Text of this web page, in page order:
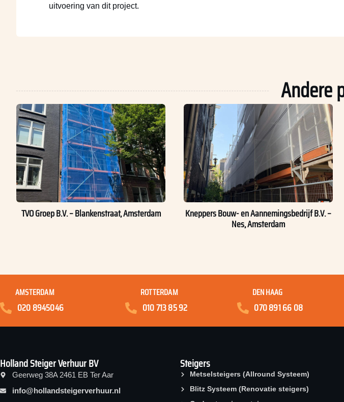
uitvoering van dit project.
Andere
TVO Groep B.V. – Blankenstraat, Amsterdam Kneppers Bouw- en Aannemingsbedrijf B.V. –
Nes, Amsterdam
AMSTERDAM
020 8945046
ROTTERDAM
010 713 85 92
DEN HAAG
070 891 66 08
Holland Steiger Verhuur BV
Geerweg 38A 2461 EB Ter Aar
info@hollandsteigerverhuur.nl
Steigers
Metselsteigers (Allround Systeem)
Blitz Systeem (Renovatie steigers)